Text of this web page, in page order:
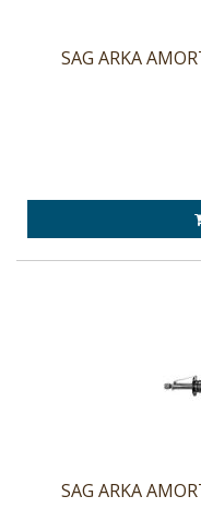
SAG ARKA
SAG ARKA